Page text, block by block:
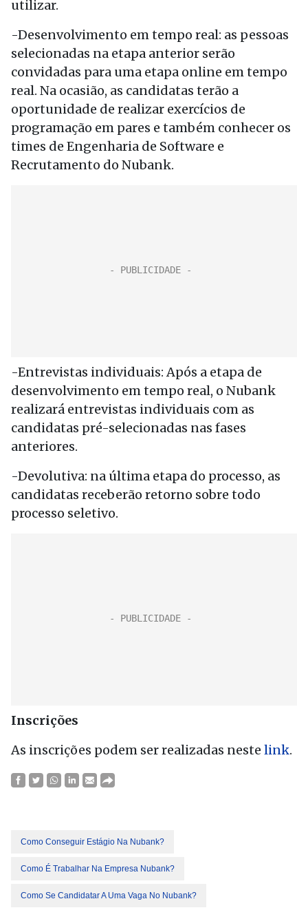
utilizar.
-Desenvolvimento em tempo real: as pessoas
selecionadas na etapa anterior serão
convidadas para uma etapa online em tempo
real. Na ocasião, as candidatas terão a
oportunidade de realizar exercícios de
programação em pares e também conhecer os
times de Engenharia de Software e
Recrutamento do Nubank.
-Entrevistas individuais: Após a etapa de
desenvolvimento em tempo real, o Nubank
realizará entrevistas individuais com as
candidatas pré-selecionadas nas fases
anteriores.
-Devolutiva: na última etapa do processo, as
candidatas receberão retorno sobre todo
processo seletivo.
Inscrições
As inscrições podem ser realizadas neste link.
Como Conseguir Estágio Na Nubank?
Como É Trabalhar Na Empresa Nubank?
Como Se Candidatar A Uma Vaga No Nubank?